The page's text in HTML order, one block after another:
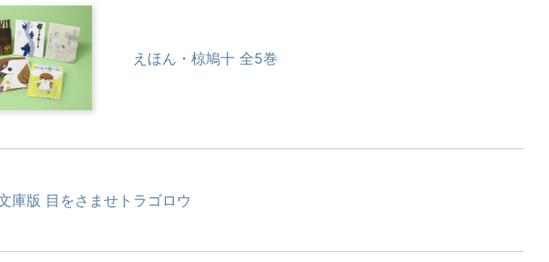
えほん・椋鳩十 全5巻
庫版 目をさませトラゴロウ